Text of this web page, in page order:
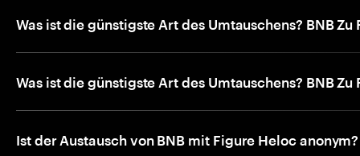
Was ist die günstigste Art des Umtauschens? BNB Zu
Was ist die günstigste Art des Umtauschens? BNB Zu
Ist der Austausch von BNB mit Figure Heloc anonym?